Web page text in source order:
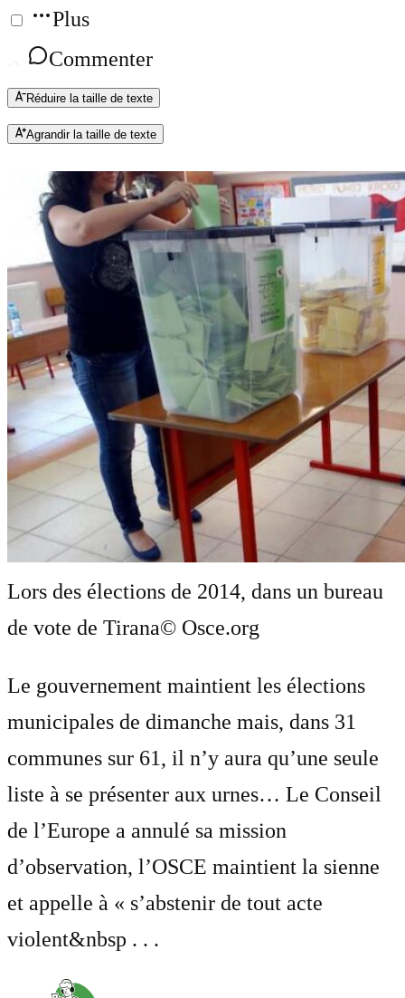
Plus
Commenter
Réduire la taille de texte
Agrandir la taille de texte
Lors des élections de 2014, dans un bureau
de vote de Tirana© Osce.org
Le gouvernement maintient les élections
municipales de dimanche mais, dans 31
communes sur 61, il n’y aura qu’une seule
liste à se présenter aux urnes… Le Conseil
de l’Europe a annulé sa mission
d’observation, l’OSCE maintient la sienne
et appelle à « s’abstenir de tout acte
violent&nbsp . . .